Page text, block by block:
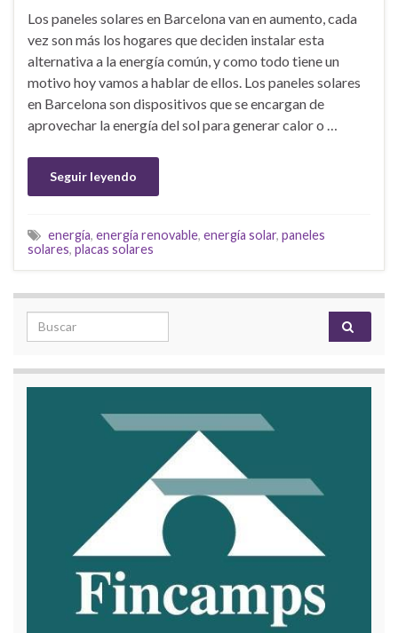
Los paneles solares en Barcelona van en aumento, cada
vez son más los hogares que deciden instalar esta
alternativa a la energía común, y como todo tiene un
motivo hoy vamos a hablar de ellos. Los paneles solares
en Barcelona son dispositivos que se encargan de
aprovechar la energía del sol para generar calor o …
Seguir leyendo
energía, energía renovable, energía solar, paneles
solares, placas solares
Search for: